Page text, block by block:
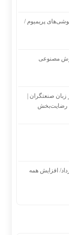
پریمیوم /
مصنوعی
صنعتگران |
رضایت‌بخش
و سکه امروز شنبه 17مرداد/ افزایش همه